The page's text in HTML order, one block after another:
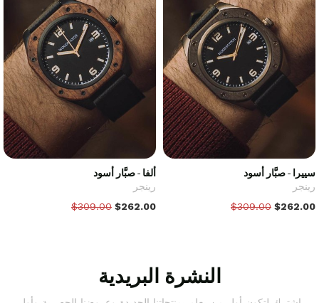
سييرا - صبَّار أسود
رينجر
$309.00 $262.00
ألفا - صبَّار أسود
رينجر
$309.00 $262.00
النشرة البريدية